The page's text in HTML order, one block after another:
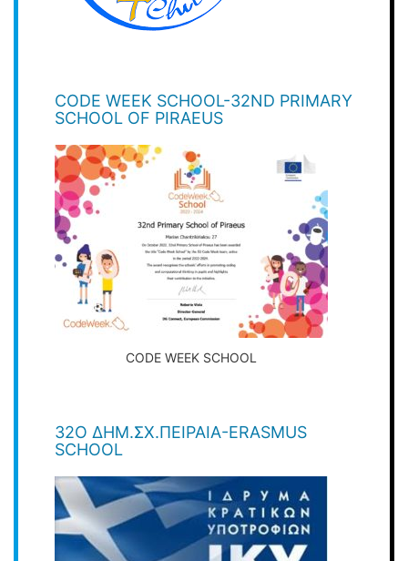
CODE WEEK SCHOOL-32ND PRIMARY
SCHOOL OF PIRAEUS
CODE WEEK SCHOOL
32O ΔΗΜ.ΣΧ.ΠΕΙΡΑΙΆ-ERASMUS
SCHOOL